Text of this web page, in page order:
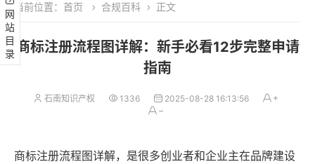
网站目录
当前位置： 首页 合规百科 正文
商标注册流程图详解：新手必看12步完整申请
指南
石南知识产权 1336 2025-08-28 16:13:56
商标注册流程图详解，是很多创业者和企业主在品牌建设